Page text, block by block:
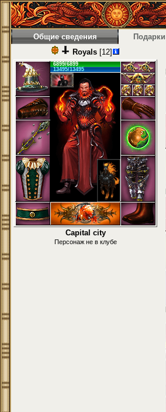
Общие сведения Подарки
Royals [12]
6899/6899
13495/13495
Capital city
Персонаж не в клубе